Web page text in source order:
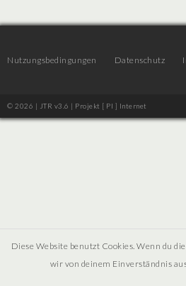
Nutzungsbedingungen Datenschutz
© 2026 | JTR v3.6 | Projekt [ PI ] Internet
Diese Website benutzt Cookies. Wenn du
wir von deinem Einverständnis